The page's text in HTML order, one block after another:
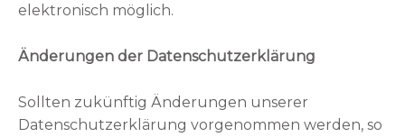
elektronisch möglich.
Änderungen der Datenschutzerklärung
Sollten zukünftig Änderungen unserer
Datenschutzerklärung vorgenommen werden, so